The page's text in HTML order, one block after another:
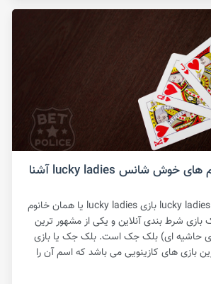
با بازی کازینو خانوم های خوش شانس lucky ladies آشنا
معرفی بازی کازینویی lucky ladies بازی lucky ladies یا همان خانوم
شرط بندی آنلاین و یکی از مشهور ترین
حاشیه ای) بلک جک است‌. بلک جک یا بازی
بازی های کازینویی می باشد که اسم آن را